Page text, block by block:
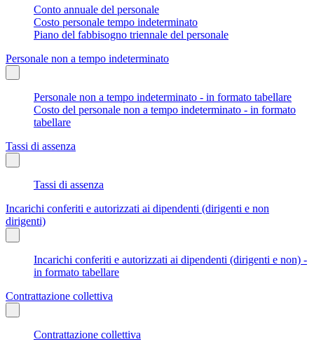
Conto annuale del personale
Costo personale tempo indeterminato
Piano del fabbisogno triennale del personale
Personale non a tempo indeterminato
Personale non a tempo indeterminato - in formato tabellare
Costo del personale non a tempo indeterminato - in formato
tabellare
Tassi di assenza
Tassi di assenza
Incarichi conferiti e autorizzati ai dipendenti (dirigenti e non
dirigenti)
Incarichi conferiti e autorizzati ai dipendenti (dirigenti e non) -
in formato tabellare
Contrattazione collettiva
Contrattazione collettiva